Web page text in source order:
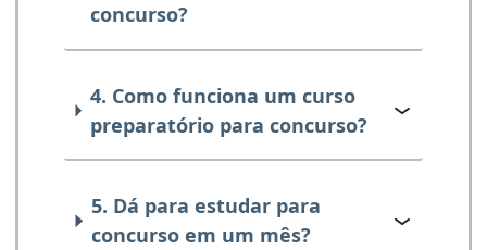
concurso?
4. Como funciona um curso
preparatório para concurso?
5. Dá para estudar para
concurso em um mês?